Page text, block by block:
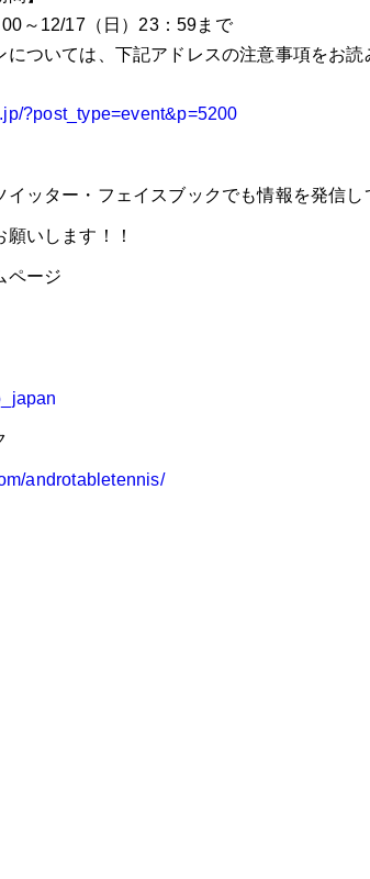
～12/17（日）23：59まで
ついては、下記アドレスの注意事項をお
?post_type=event&p=5200
イッター・フェイスブックでも情報を発信
いします！！
ページ
androtabletennis/